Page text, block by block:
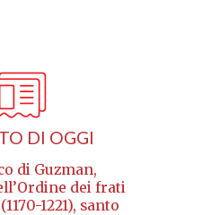
DI OGGI
di Guzman,
dei frati
1221), santo